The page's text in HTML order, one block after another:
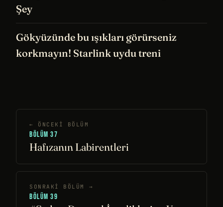
Şey
Gökyüzünde bu ışıkları görürseniz
korkmayın! Starlink uydu treni
← ÖNCEKI BÖLÜM
BÖLÜM 37
Hafızanın Labirentleri
SONRAKI BÖLÜM →
BÖLÜM 39